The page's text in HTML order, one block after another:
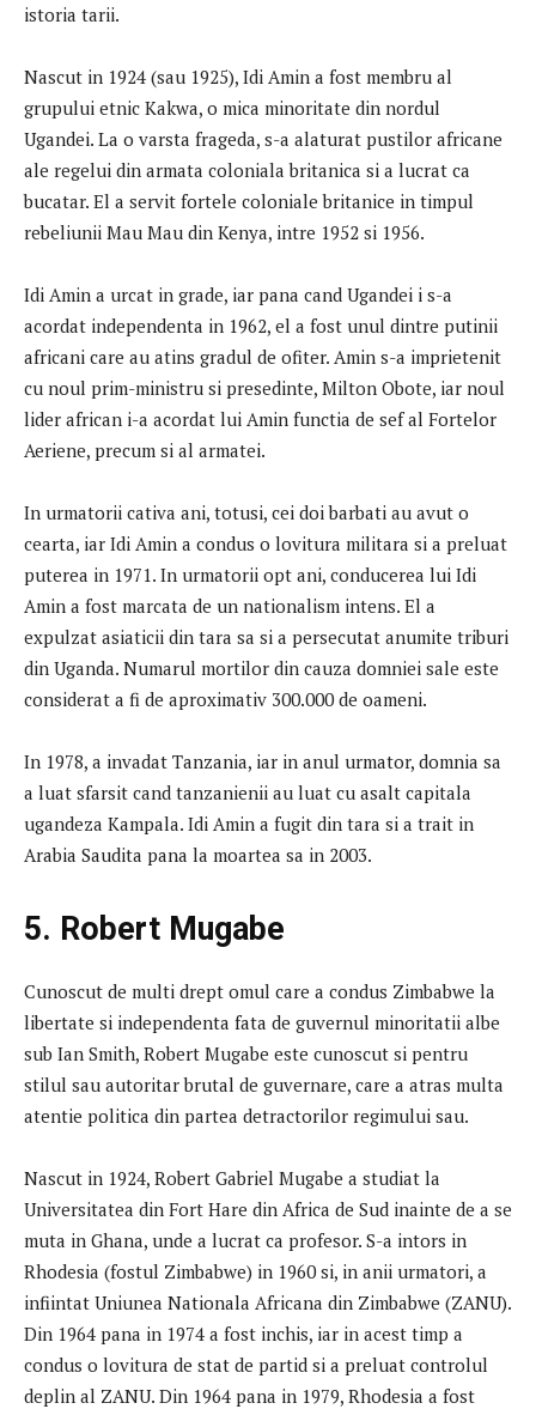
istoria tarii.
Nascut in 1924 (sau 1925), Idi Amin a fost membru al
grupului etnic Kakwa, o mica minoritate din nordul
Ugandei. La o varsta frageda, s-a alaturat pustilor africane
ale regelui din armata coloniala britanica si a lucrat ca
bucatar. El a servit fortele coloniale britanice in timpul
rebeliunii Mau Mau din Kenya, intre 1952 si 1956.
Idi Amin a urcat in grade, iar pana cand Ugandei i s-a
acordat independenta in 1962, el a fost unul dintre putinii
africani care au atins gradul de ofiter. Amin s-a imprietenit
cu noul prim-ministru si presedinte, Milton Obote, iar noul
lider african i-a acordat lui Amin functia de sef al Fortelor
Aeriene, precum si al armatei.
In urmatorii cativa ani, totusi, cei doi barbati au avut o
cearta, iar Idi Amin a condus o lovitura militara si a preluat
puterea in 1971. In urmatorii opt ani, conducerea lui Idi
Amin a fost marcata de un nationalism intens. El a
expulzat asiaticii din tara sa si a persecutat anumite triburi
din Uganda. Numarul mortilor din cauza domniei sale este
considerat a fi de aproximativ 300.000 de oameni.
In 1978, a invadat Tanzania, iar in anul urmator, domnia sa
a luat sfarsit cand tanzanienii au luat cu asalt capitala
ugandeza Kampala. Idi Amin a fugit din tara si a trait in
Arabia Saudita pana la moartea sa in 2003.
5. Robert Mugabe
Cunoscut de multi drept omul care a condus Zimbabwe la
libertate si independenta fata de guvernul minoritatii albe
sub Ian Smith, Robert Mugabe este cunoscut si pentru
stilul sau autoritar brutal de guvernare, care a atras multa
atentie politica din partea detractorilor regimului sau.
Nascut in 1924, Robert Gabriel Mugabe a studiat la
Universitatea din Fort Hare din Africa de Sud inainte de a se
muta in Ghana, unde a lucrat ca profesor. S-a intors in
Rhodesia (fostul Zimbabwe) in 1960 si, in anii urmatori, a
infiintat Uniunea Nationala Africana din Zimbabwe (ZANU).
Din 1964 pana in 1974 a fost inchis, iar in acest timp a
condus o lovitura de stat de partid si a preluat controlul
deplin al ZANU. Din 1964 pana in 1979, Rhodesia a fost